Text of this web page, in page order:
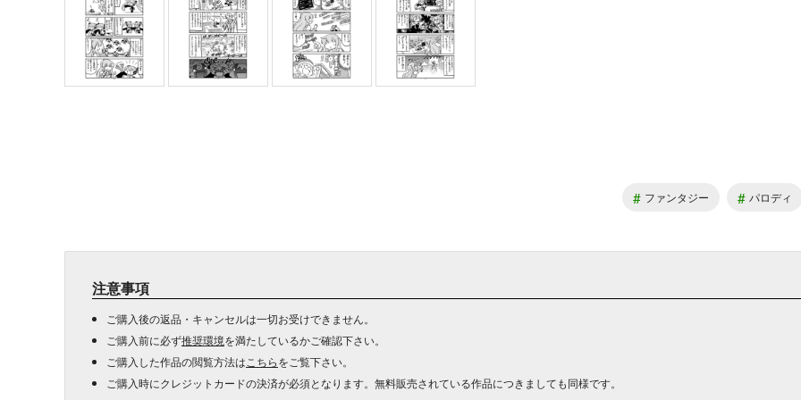
# ファンタジー # パロディ
注意事項
ご購入後の返品・キャンセルは一切お受けできません。
ご購入前に必ず推奨環境を満たしているかご確認下さい。
ご購入した作品の閲覧方法は こちらをご覧下さい。
ご購入時にクレジットカードの決済が必須となります。無料販売されている作品につきましても同様です。